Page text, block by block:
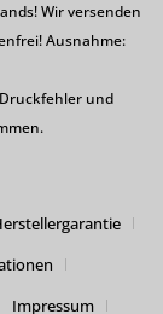
Wir versenden
Ausnahme:
und
Impressum